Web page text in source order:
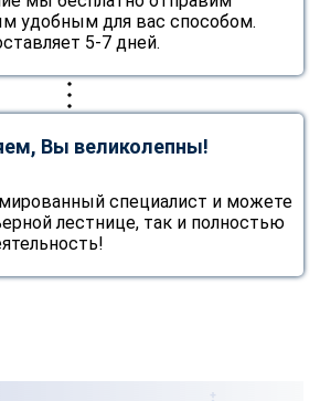
удобным для вас способом.
5-7 дней.
Вы великолепны!
специалист и можете
лестнице, так и полностью